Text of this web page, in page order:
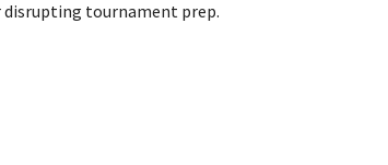
disrupting tournament prep.